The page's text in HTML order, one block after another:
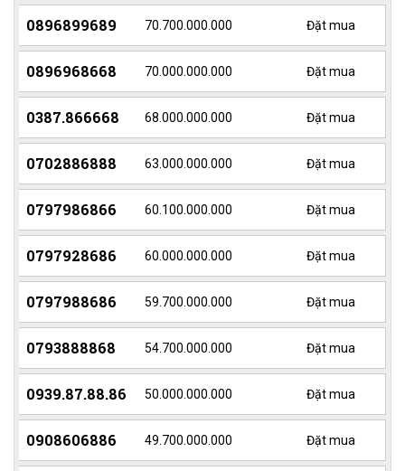
0896899689 70.700.000.000 Đặt mua
0896968668 70.000.000.000 Đặt mua
0387.866668 68.000.000.000 Đặt mua
0702886888 63.000.000.000 Đặt mua
0797986866 60.100.000.000 Đặt mua
0797928686 60.000.000.000 Đặt mua
0797988686 59.700.000.000 Đặt mua
0793888868 54.700.000.000 Đặt mua
0939.87.88.86 50.000.000.000 Đặt mua
0908606886 49.700.000.000 Đặt mua